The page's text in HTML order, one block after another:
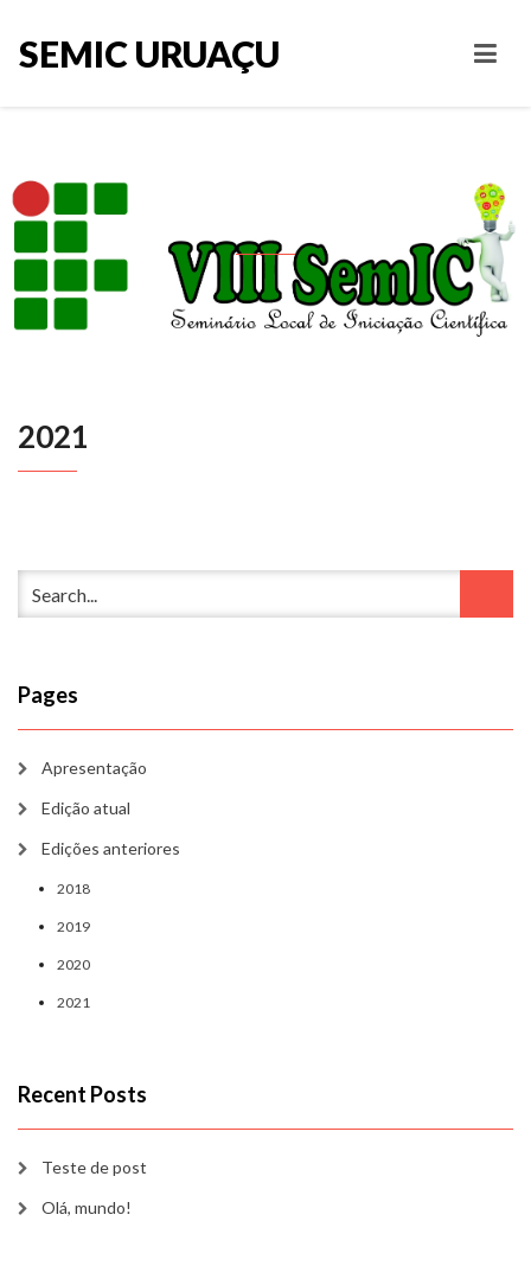
SEMIC URUAÇU
2021
Pages
Apresentação
Edição atual
Edições anteriores
2018
2019
2020
2021
Recent Posts
Teste de post
Olá, mundo!